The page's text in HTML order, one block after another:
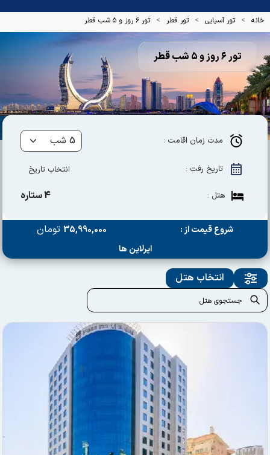
خانه تور آسیایی تور قطر تور ۶ روز و ۵ شب قطر
تور ۶ روز و ۵ شب قطر
مدت زمان اقامت :
تاریخ رفت : انتخاب تاریخ
هتل : 4 ستاره
شروع قیمت از : 35,990,000تومان
ایرلاین ها
انتخاب هتل